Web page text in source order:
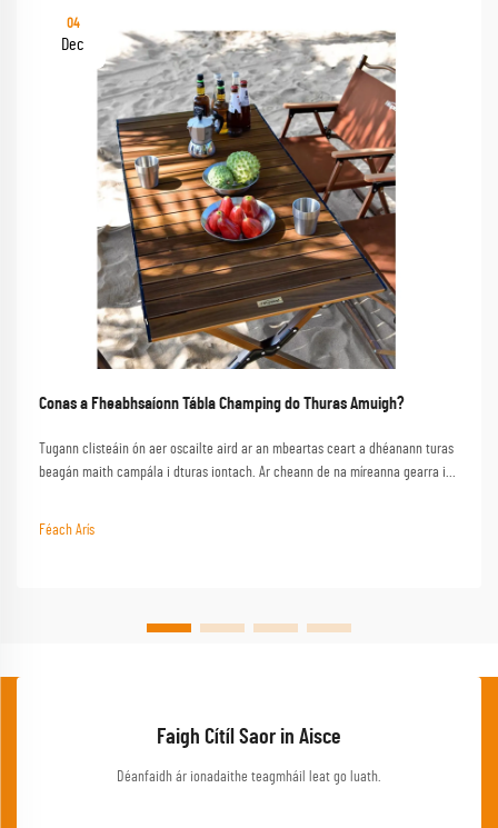
04
Dec
Conas a Fheabhsaíonn Tábla Champing do Thuras Amuigh?
Tugann clisteáin ón aer oscailte aird ar an mbeartas ceart a dhéanann turas
beagán maith campála i dturas iontach. Ar cheann de na míreanna gearra is
Féach Arís
Faigh Cítíl Saor in Aisce
Déanfaidh ár ionadaithe teagmháil leat go luath.